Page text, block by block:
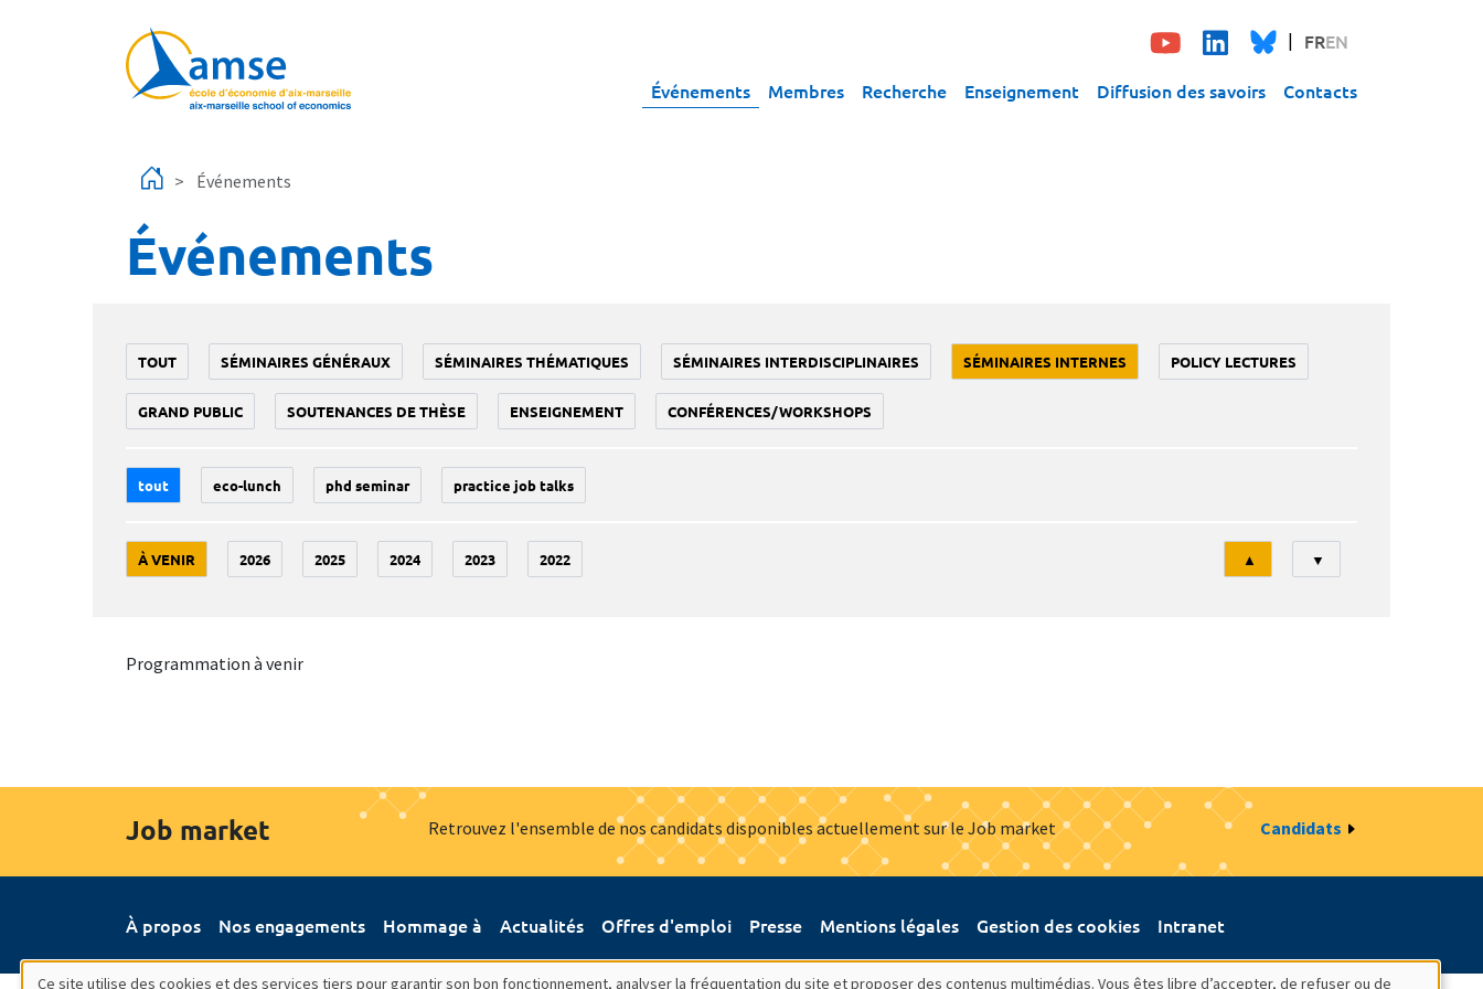
FREN
Événements Membres Recherche Enseignement Diffusion des savoirs Contacts
Événements
Événements
TOUT SÉMINAIRES GÉNÉRAUX SÉMINAIRES THÉMATIQUES SÉMINAIRES INTERDISCIPLINAIRES SÉMINAIRES INTERNES POLICY LECTURES
GRAND PUBLIC SOUTENANCES DE THÈSE ENSEIGNEMENT CONFÉRENCES/WORKSHOPS
tout eco-lunch phd seminar practice job talks
À VENIR 2026 2025 2024 2023 2022
Tri
▲ ▼
Programmation à venir
Job market Retrouvez l'ensemble de nos candidats disponibles actuellement sur le Job market Candidats
À propos Nos engagements Hommage à Actualités Offres d'emploi Presse Mentions légales Gestion des cookies Intranet
Ce site utilise des cookies et des services tiers pour garantir son bon fonctionnement, analyser la fréquentation du site et proposer des contenus multimédias. Vous êtes libre d’accepter, de refuser ou de